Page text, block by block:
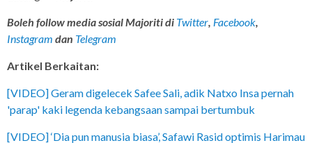
Boleh follow media sosial Majoriti di Twitter Facebook
Instagram dan Telegram
Artikel Berkaitan:
[VIDEO] Geram digelecek Safee Sali, adik Natxo Insa pernah
'parap' kaki legenda kebangsaan sampai bertumbuk
[VIDEO] ‘Dia pun manusia biasa’, Safawi Rasid optimis Harimau